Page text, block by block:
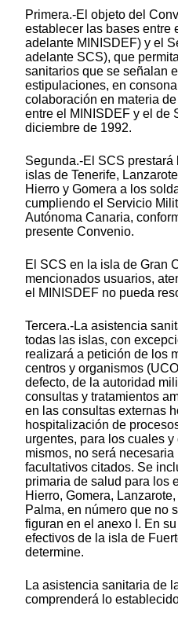
Primera.-El objeto del
establecer las bases entre
adelante MINISDEF) y el
adelante SCS), que
sanitarios que se señalan
estipulaciones, en
colaboración en materia
entre el MINISDEF y el de
diciembre de 1992.
Segunda.-El SCS
islas de Tenerife,
Hierro y Gomera a los
cumpliendo el Servicio
Autónoma Canaria,
presente Convenio.
El SCS en la isla de Gran
mencionados usuarios,
el MINISDEF no pueda
Tercera.-La asistencia
todas las islas, con
realizará a petición de los
centros y organismos
defecto, de la autoridad
consultas y tratamientos
en las consultas externas
hospitalización de
urgentes, para los cuales
mismos, no será
facultativos citados. Se
primaria de salud para los
Hierro, Gomera,
Palma, en número que no
figuran en el anexo I. En
efectivos de la isla de
determine.
La asistencia sanitaria de
comprenderá lo